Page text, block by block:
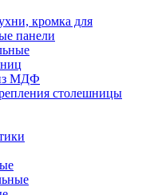
кромка для
панели
МДФ
столешницы